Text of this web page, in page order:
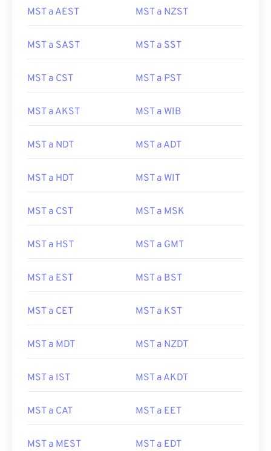
MST a AEST MST a NZST
MST a SAST MST a SST
MST a CST MST a PST
MST a AKST MST a WIB
MST a NDT MST a ADT
MST a HDT MST a WIT
MST a CST MST a MSK
MST a HST MST a GMT
MST a EST MST a BST
MST a CET MST a KST
MST a MDT MST a NZDT
MST a IST MST a AKDT
MST a CAT MST a EET
MST a MEST MST a EDT